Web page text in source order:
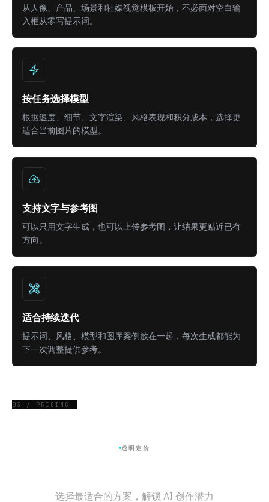
从人像、产品、场景和社媒视觉模板开始，不必面对空白输
入框从零写提示词。
按任务选择模型
根据速度、细节、文字渲染、风格表现和积分成本，选择更
适合当前图片的模型。
支持文字与参考图
可以只用文字生成，也可以上传参考图，让结果更贴近已有
方向。
适合持续迭代
提示词、风格、模型和图库案例放在一起，每次生成都能为
下一次调整提供参考。
03 / PRICING
透明定价
选择最适合的方案，解锁 AI 创作潜力